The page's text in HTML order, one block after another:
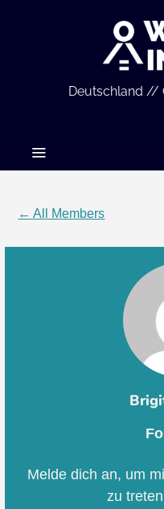
Deutschland //
← All Members
Melde dich an, um
zu